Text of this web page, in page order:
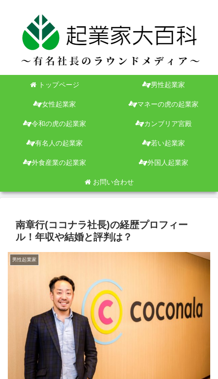
トップページ 男性起業家
女性起業家 マネーの虎の起業家
令和の虎の起業家 カンブリア宮殿
有名人の起業家 若い起業家
外食産業の起業家 外国人起業家
お問い合わせ
南章行(ココナラ社長)の経歴プロフィー
ル！年収や結婚と評判は？
男性起業家